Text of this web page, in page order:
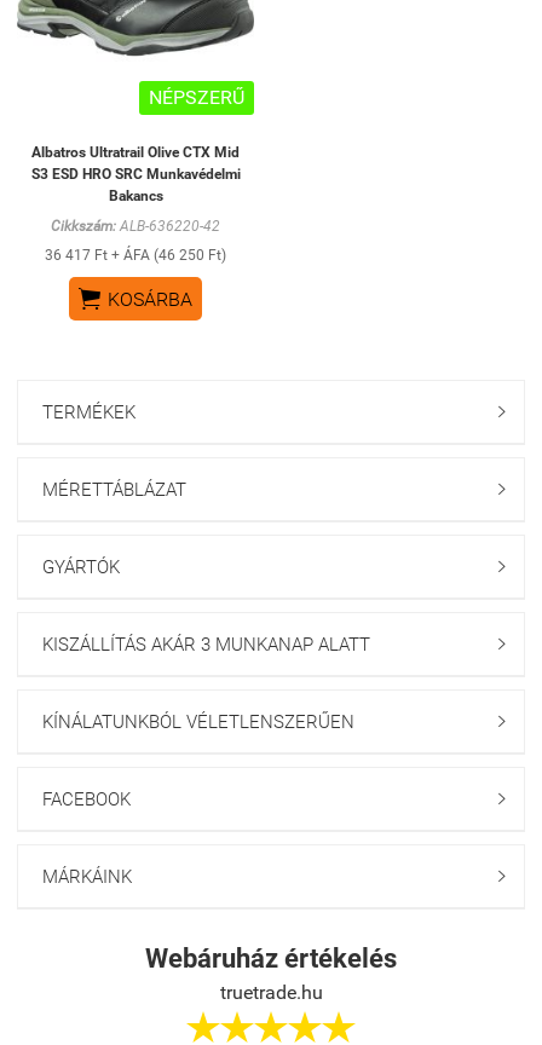
NÉPSZERŰ
Albatros Ultratrail Olive CTX Mid
S3 ESD HRO SRC Munkavédelmi
Bakancs
Cikkszám: ALB-636220-42
36 417 Ft + ÁFA (46 250 Ft)
 KOSÁRBA
TERMÉKEK 
MÉRETTÁBLÁZAT 
GYÁRTÓK 
KISZÁLLÍTÁS AKÁR 3 MUNKANAP ALATT 
KÍNÁLATUNKBÓL VÉLETLENSZERŰEN 
FACEBOOK 
MÁRKÁINK 
Webáruház értékelés
truetrade.hu
